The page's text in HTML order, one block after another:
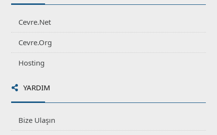
Cevre.Net
Cevre.Org
Hosting
YARDIM
Bize Ulaşın